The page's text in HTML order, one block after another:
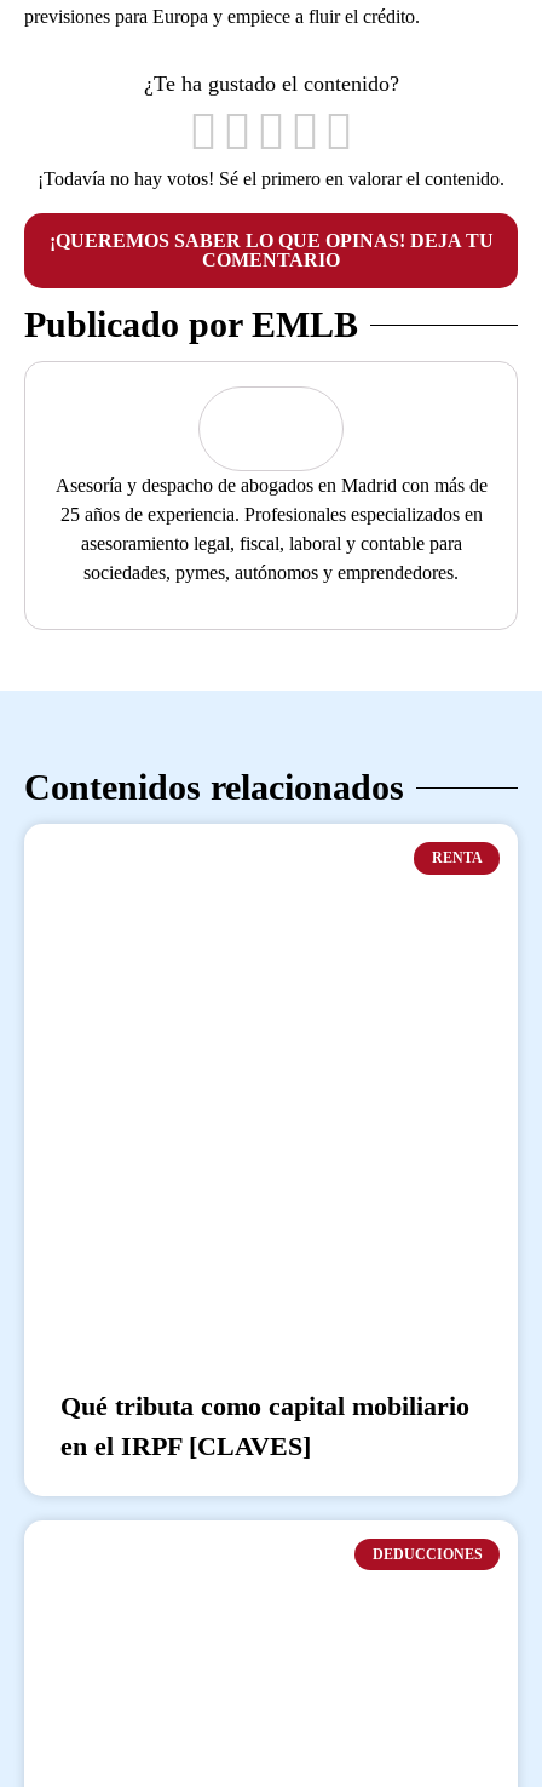
previsiones para Europa y empiece a fluir el crédito.
¿Te ha gustado el contenido?
¡Todavía no hay votos! Sé el primero en valorar el contenido.
¡QUEREMOS SABER LO QUE OPINAS! DEJA TU
COMENTARIO
Publicado por EMLB
Asesoría y despacho de abogados en Madrid con más de
25 años de experiencia. Profesionales especializados en
asesoramiento legal, fiscal, laboral y contable para
sociedades, pymes, autónomos y emprendedores.
Contenidos relacionados
RENTA
Qué tributa como capital mobiliario
en el IRPF [CLAVES]
DEDUCCIONES